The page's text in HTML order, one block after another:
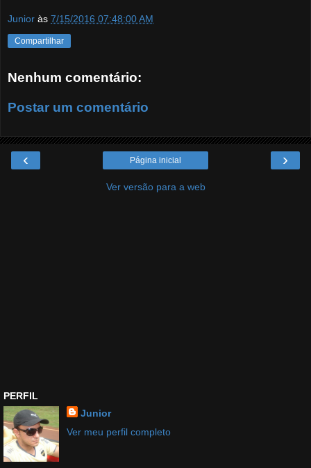
Junior às 7/15/2016 07:48:00 AM
Compartilhar
Nenhum comentário:
Postar um comentário
‹ ›
Página inicial
Ver versão para a web
PERFIL
Junior
Ver meu perfil completo